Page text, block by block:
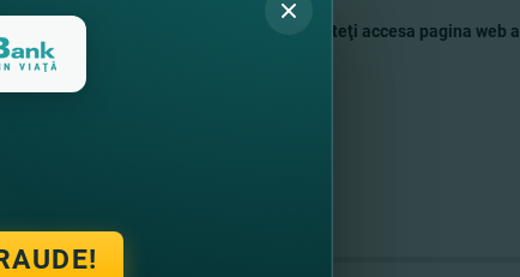
la orice sucursală/agenţie a Băncii sau puteţi accesa pagina web a
servicii-si-produse